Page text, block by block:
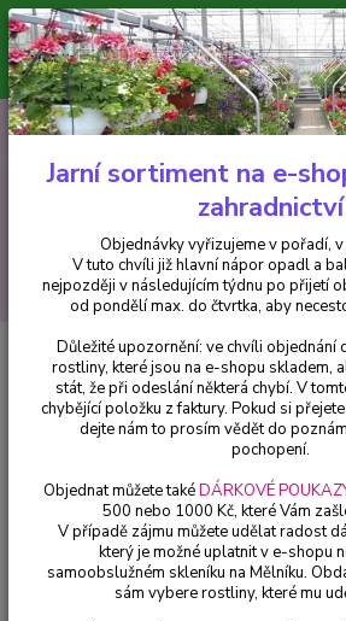
Minimální hodnota pro odeslání z e-
V tuto chvíli již hlavní nápor objednávek
nejpozději v následujícím týdnu po přijetí
vyřizujeme v pořadí, v
CZK
+420 602 223 614
Okrasné trávy
Miscanthus sin. Kleine
cena za kus v 3-kusovém balení
Miscanthus sin.
Ozdobnice čínská -
3-kusovém balení
Jarní sortiment na e-
zahradnictví
Objednávky vyřizujeme v pořadí, v
V tuto chvíli již hlavní nápor opadl a
nejpozději v následujícím týdnu po přijetí
od pondělí max. do čtvrtka, aby
Důležité upozornění: ve chvíli objednání
rostliny, které jsou na e-shopu skladem,
stát, že při odeslání některá chybí. V
chybějící položku z faktury. Pokud si
dejte nám to prosím vědět do
pochopení.
Objednat můžete takéDÁRKOVÉ
500 nebo 1000 Kč, které Vám
V případě zájmu můžete udělat radost
který je možné uplatnit v e-shopu
samoobslužném skleníku na Mělníku.
sám vybere rostliny, které mu